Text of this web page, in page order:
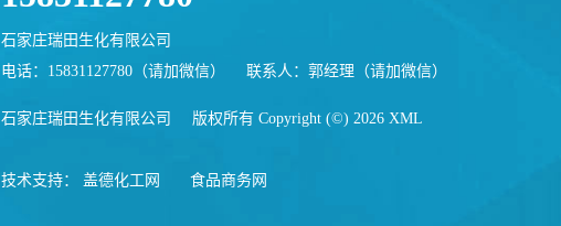
石家庄瑞田生化有限公司
电话：15831127780（请加微信）
联系人：郭经理（请加微信）
石家庄瑞田生化有限公司 版权所有 Copyright (©) 2026 XML
技术支持： 盖德化工网 食品商务网